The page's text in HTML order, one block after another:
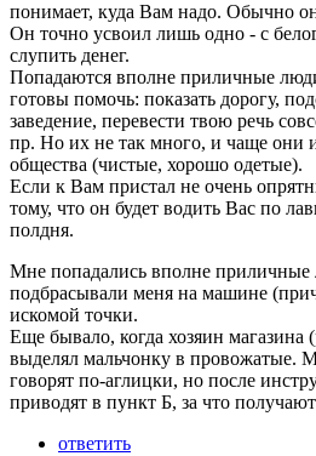
понимает, куда Вам надо. Обычно он
Он точно усвоил лишь одно - с
слупить денег.
Попадаются вполне приличные
готовы помочь: показать дорогу,
заведение, перевести твою речь
пр. Но их не так много, и чаще они
общества (чистые, хорошо одетые).
Если к Вам пристал не очень
тому, что он будет водить Вас по
полдня.
Мне попадались вполне приличные
подбрасывали меня на машине
искомой точки.
Еще бывало, когда хозяин магазина
выделял мальчонку в провожатые.
говорят по-аглицки, но после
приводят в пункт Б, за что
ответить